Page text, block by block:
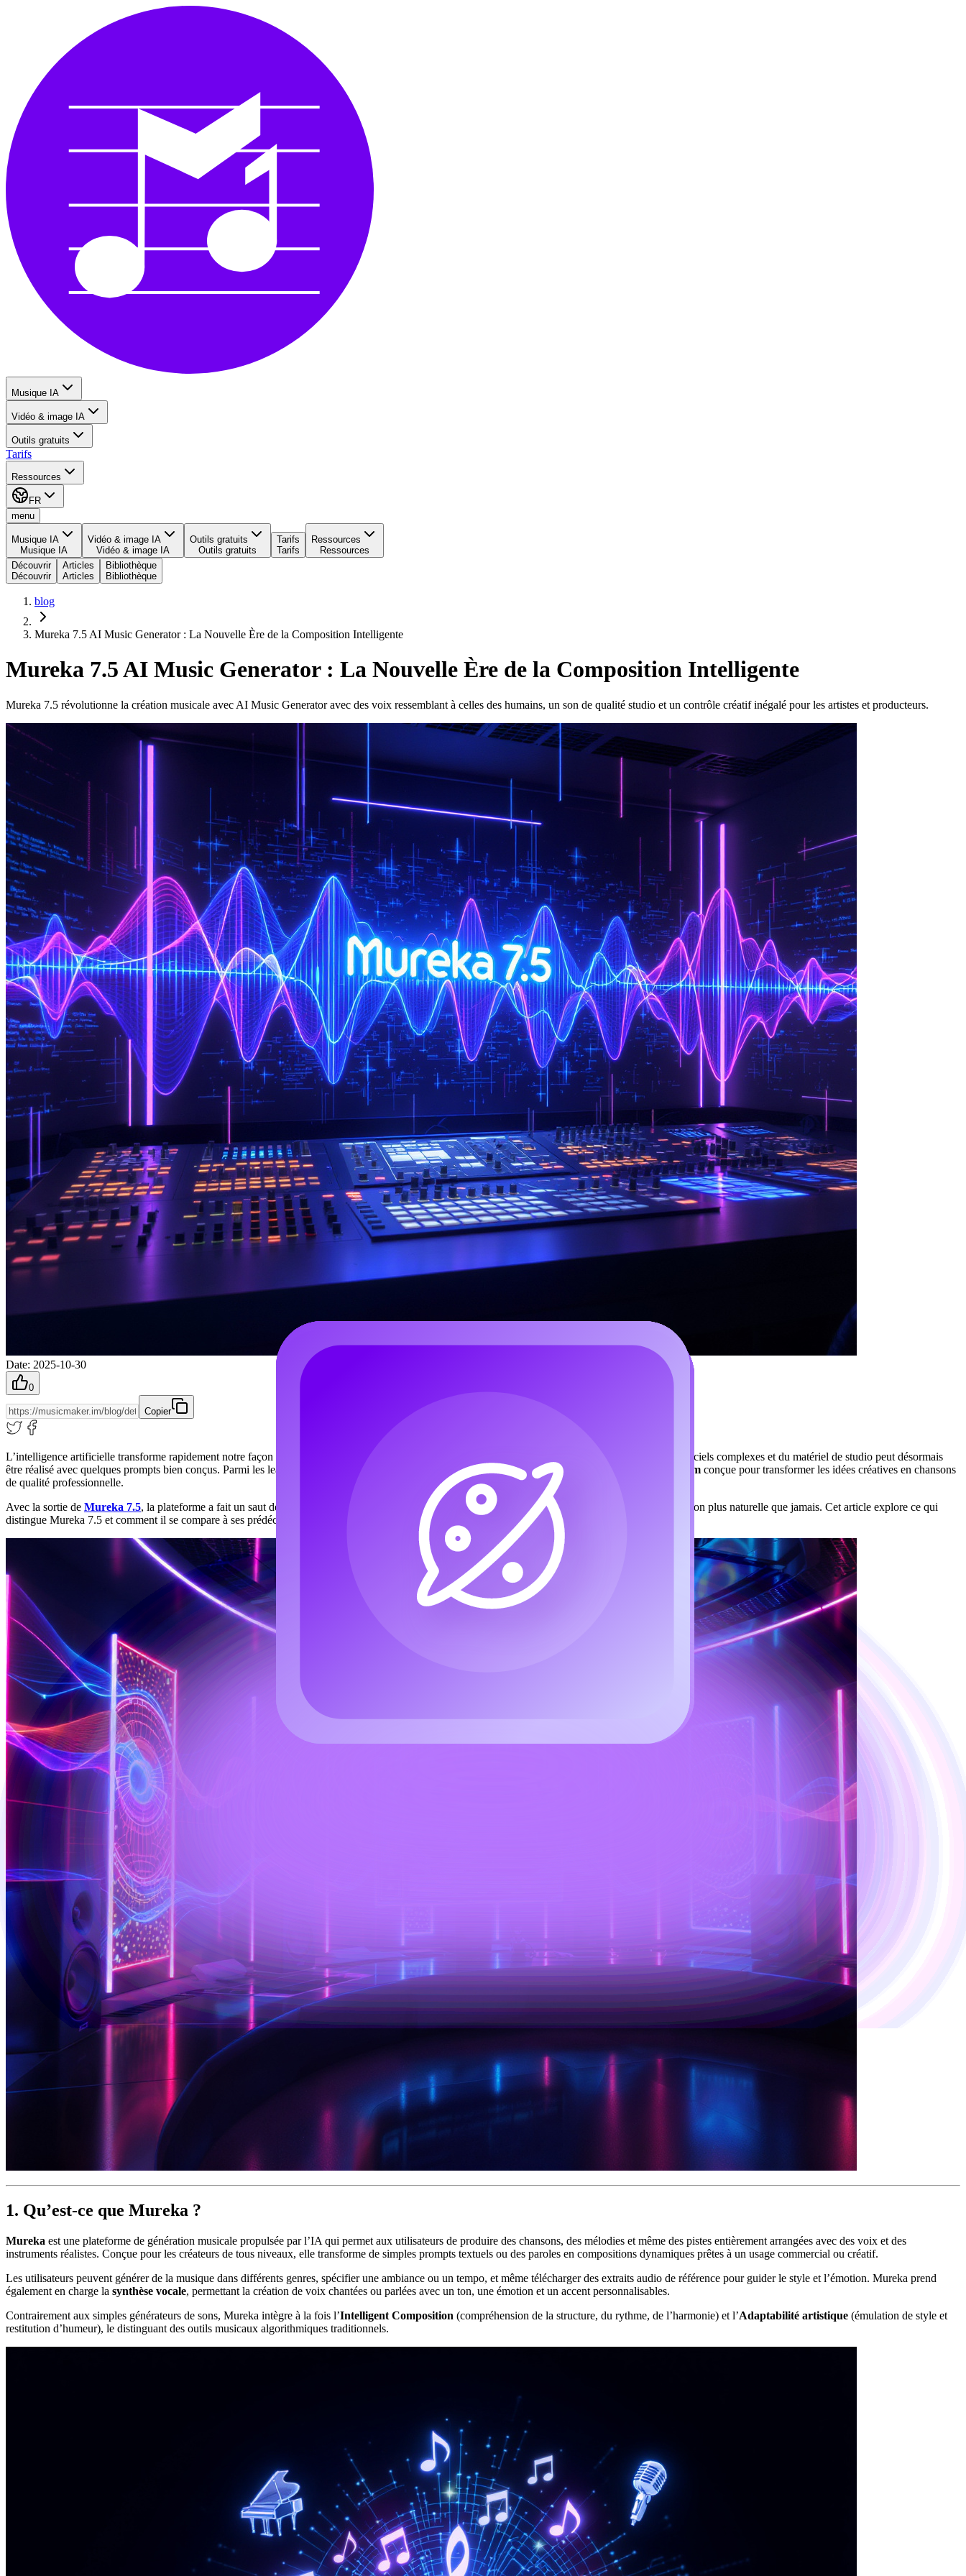
Musique IA
Vidéo & image IA
Outils gratuits
Tarifs
Ressources
FR
menu
Musique IA
Musique IA
Vidéo & image IA
Vidéo & image IA
Outils gratuits
Outils gratuits
Tarifs
Tarifs
Ressources
Ressources
Découvrir
Découvrir
Articles
Articles
Bibliothèque
Bibliothèque
blog
Mureka 7.5 AI Music Generator : La Nouvelle Ère de la Composition Intelligente
Mureka 7.5 AI Music Generator : La Nouvelle Ère de la Composition Intelligente
Mureka 7.5 révolutionne la création musicale avec AI Music Generator avec des voix ressemblant à celles des humains, un son de qualité studio et un contrôle créatif inégalé pour les artistes et producteurs.
Date: 2025-10-30
0
Copier
L’intelligence artificielle transforme rapidement notre façon de créer et de vivre la musique. Ce qui nécessitait autrefois des années de formation, des logiciels complexes et du matériel de studio peut désormais
être réalisé avec quelques prompts bien conçus. Parmi les leaders de cette transformation figure
Mureka , une plateforme innovante d’ AI Music Platform conçue pour transformer les idées créatives en chansons
de qualité professionnelle.
Avec la sortie de Mureka 7.5, la plateforme a fait un saut décisif — offrant aux créateurs un contrôle accru, un son de meilleure qualité et une composition plus naturelle que jamais. Cet article explore ce qui
distingue Mureka 7.5 et comment il se compare à ses prédécesseurs —
Mureka V7
1. Qu’est-ce que Mureka ?
Mureka est une plateforme de génération musicale propulsée par l’IA qui permet aux utilisateurs de produire des chansons, des mélodies et même des pistes entièrement arrangées avec des voix et des
instruments réalistes. Conçue pour les créateurs de tous niveaux, elle transforme de simples prompts textuels ou des paroles en compositions dynamiques prêtes à un usage commercial ou créatif.
Les utilisateurs peuvent générer de la musique dans différents genres, spécifier une ambiance ou un tempo, et même télécharger des extraits audio de référence pour guider le style et l’émotion. Mureka prend
également en charge la synthèse vocale, permettant la création de voix chantées ou parlées avec un ton, une émotion et un accent personnalisables.
Contrairement aux simples générateurs de sons, Mureka intègre à la fois l’Intelligent Composition (compréhension de la structure, du rythme, de l’harmonie) et l’Adaptabilité artistique (émulation de style et
restitution d’humeur), le distinguant des outils musicaux algorithmiques traditionnels.